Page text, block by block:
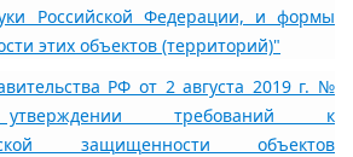
Российской Федерации, и формы
этих объектов (территорий)"
РФ от 2 августа 2019 г. №
требований к
защищенности объектов